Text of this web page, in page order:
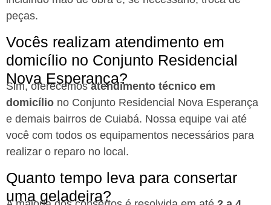
peças.
Vocês realizam atendimento em
domicílio no Conjunto Residencial
Nova Esperança?
Sim, oferecemosatendimento técnico em
domicílio no Conjunto Residencial Nova Esperança
e demais bairros de Cuiabá. Nossa equipe vai até
você com todos os equipamentos necessários para
realizar o reparo no local.
Quanto tempo leva para consertar
uma geladeira?